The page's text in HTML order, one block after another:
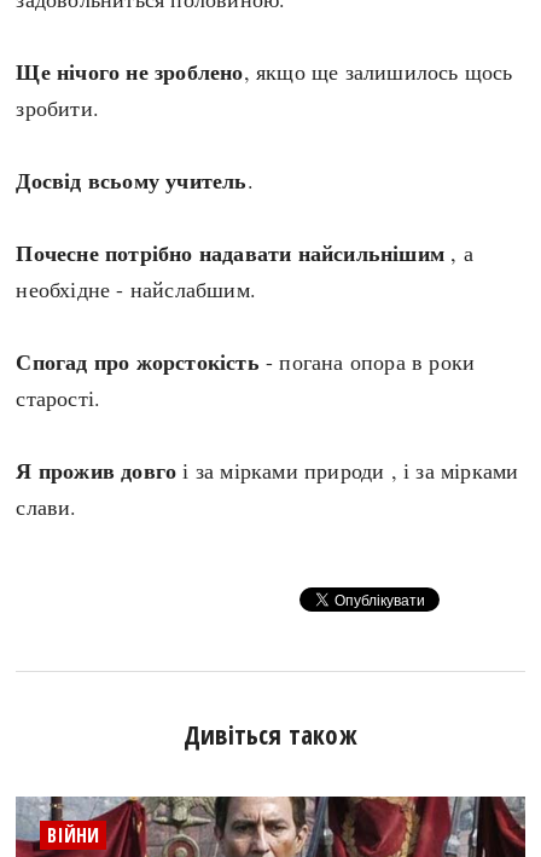
Ще нічого не зроблено, якщо ще залишилось щось
зробити.
Досвід всьому учитель.
Почесне потрібно надавати найсильнішим , а
необхідне - найслабшим.
Спогад про жорстокість - погана опора в роки
старості.
Я прожив довго і за мірками природи , і за мірками
слави.
Дивіться також
ВІЙНИ